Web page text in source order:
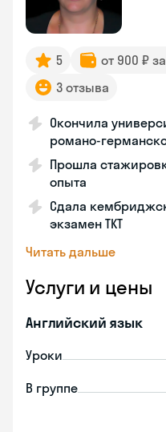
5 от 900 ₽
3 отзыва
Окончила
романо-
Прошла
опыта
Сдала
экзамен TKT
Читать дальше
Услуги и цены
Английский язык
Уроки
В группе